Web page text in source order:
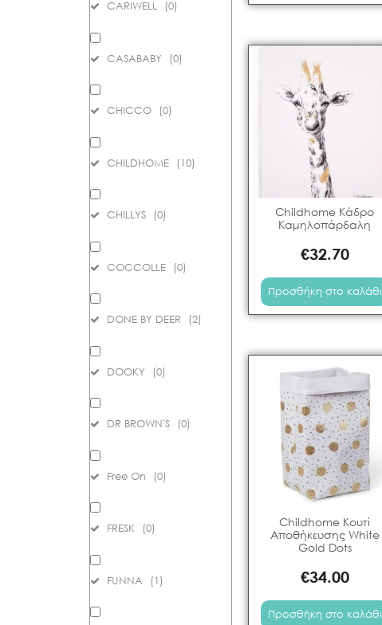
CARIWELL (0)
CASABABY (0)
CHICCO (0)
CHILDHOME (10)
CHILLYS (0)
COCCOLLE (0)
DONE BY DEER (2)
DOOKY (0)
DR BROWN'S (0)
Free On (0)
FRESK (0)
FUNNA (1)
Childhome Κάδρο
Καμηλοπάρδαλη
€32.70
Προσθήκη στο καλάθι
Childhome Κουτί
Αποθήκευσης White
Gold Dots
€34.00
Προσθήκη στο καλάθι